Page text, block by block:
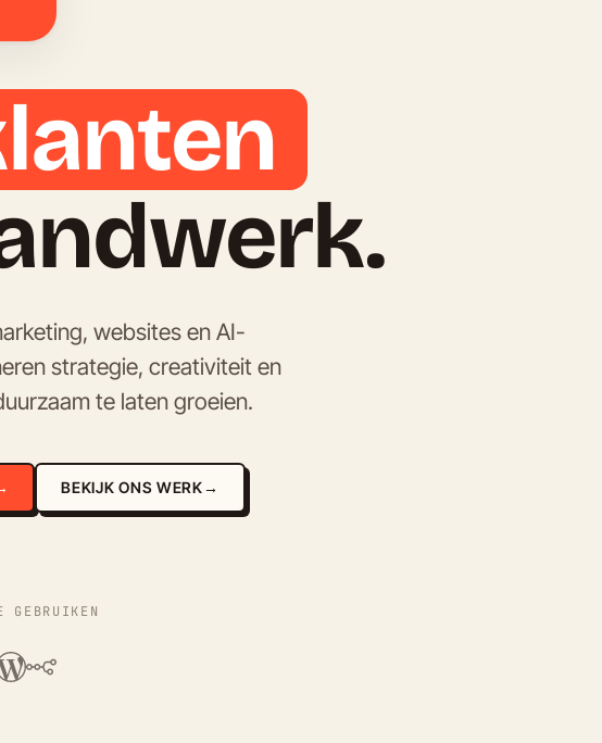
groei.
websites en AI-
strategie, creativiteit en
te laten groeien.
BEKIJK ONS WERK→
GEBRUIKEN